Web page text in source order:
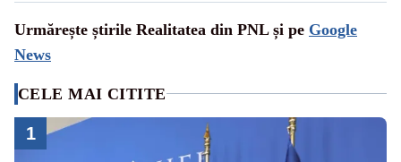
Urmărește știrile Realitatea din PNL și pe Google
News
CELE MAI CITITE
1